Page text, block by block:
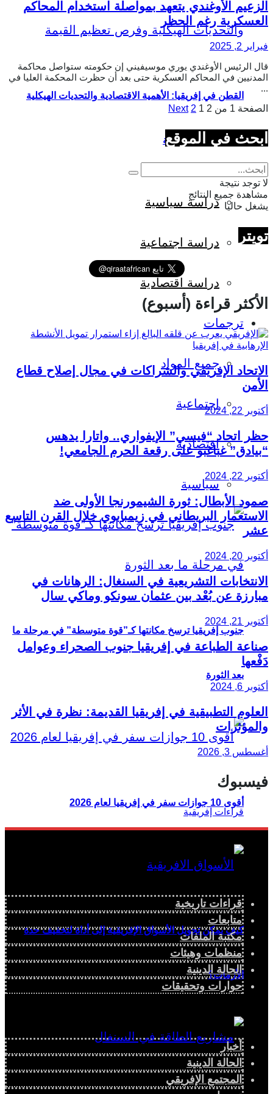
القطن في إفريقيا: الأهمية الاقتصادية والتحديات الهيكلية
وفرص تعظيم القيمة
دراسة سياسية
دراسة اجتماعية
دراسة اقتصادية
ترجمات
جميع المواد
اجتماعية
اقتصادية
سياسية
جنوب إفريقيا ترسخ مكانتها كـ”قوة متوسطة” في مرحلة ما
بعد الثورة
أقوى 10 جوازات سفر في إفريقيا لعام 2026
كيف يمكن تحويل الأسواق الإفريقية إلى أداة لتخفيف حدة
الأزمات؟
الزعيم الأوغندي يتعهد بمواصلة استخدام المحاكم
العسكرية رغم الحظر
فبراير 2, 2025
قال الرئيس الأوغندي يوري موسيفيني إن حكومته ستواصل محاكمة
المدنيين في المحاكم العسكرية حتى بعد أن حظرت المحكمة العليا في
...
الصفحة 1 من 2
1
2
Next
ابحث في الموقع
لا توجد نتيجة
مشاهدة جميع النتائج
يشغل حاليا
تويتر
الأكثر قراءة (أسبوع)
الاتحاد الإفريقي والشراكات في مجال إصلاح قطاع
الأمن
أكتوبر 22, 2024
حظر اتحاد “فيسي” الإيفواري.. واتارا يدهس
“بيادق” غباغبو على رقعة الحرم الجامعي!
أكتوبر 22, 2024
صمود الأبطال: ثورة الشيمورنجا الأولى ضد
الاستعمار البريطاني في زيمبابوي خلال القرن التاسع
عشر
أكتوبر 20, 2024
الانتخابات التشريعية في السنغال: الرهانات في
مبارزة عن بُعْد بين عثمان سونكو وماكي سال
أكتوبر 21, 2024
صناعة الطباعة في إفريقيا جنوب الصحراء وعوامل
دَفْعها
أكتوبر 6, 2024
العلوم التطبيقية في إفريقيا القديمة: نظرة في الأثر
والمؤثرات
أغسطس 3, 2026
فيسبوك
قراءات تاريخية
متابعات
مكتبة الملفات
منظمات وهيئات
الحالة الدينية
حوارات وتحقيقات
أخبار
الحالة الدينية
المجتمع الإفريقي